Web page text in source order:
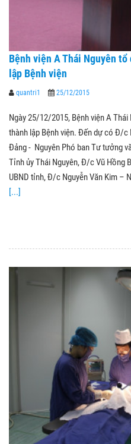
Bệnh viện A Thái Nguyên
lập Bệnh viện
quantri1 25/12/2015
Ngày 25/12/2015, Bệnh viện A
thành lập Bệnh viện. Đến dự có Đ/c
Đảng - Nguyên Phó ban Tư tưởng
Tỉnh ủy Thái Nguyên, Đ/c Vũ Hồng
UBND tỉnh, Đ/c Nguyễn Văn Kim –
[...]